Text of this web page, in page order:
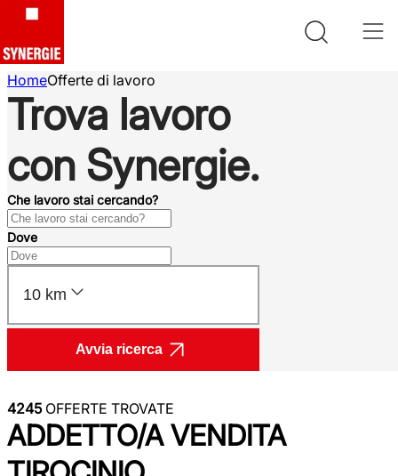
HomeOfferte di lavoro
Trova lavoro
con Synergie.
Che lavoro stai cercando?
Dove
10 km
Avvia ricerca
4245OFFERTE TROVATE
ADDETTO/A VENDITA